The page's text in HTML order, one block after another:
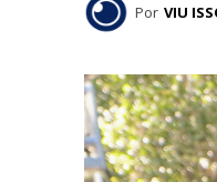
Por VIU